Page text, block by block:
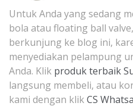
Untuk Anda yang sedang
bola atau floating ball
berkunjung ke blog ini,
menyediakan pelampung
Anda. Klik produk terbaik
langsung membeli, atau
kami dengan klikCS